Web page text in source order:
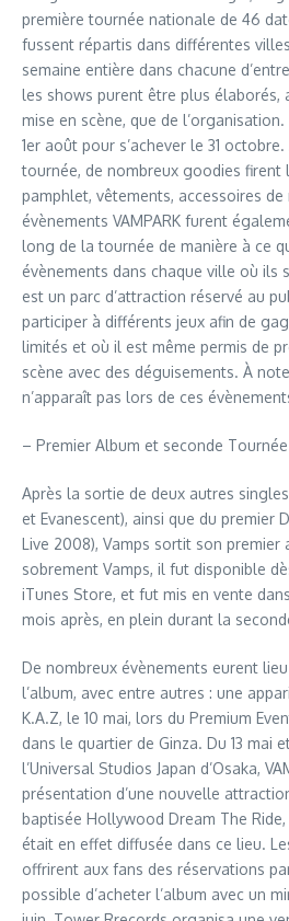
première tournée nationale de 46
fussent répartis dans différentes
semaine entière dans chacune
les shows purent être plus élaborés,
mise en scène, que de
1er août pour s’achever le 31
tournée, de nombreux goodies firent
pamphlet, vêtements, accessoires
évènements VAMPARK furent
long de la tournée de manière à ce
évènements dans chaque ville où ils
est un parc d’attraction réservé au
participer à différents jeux afin de
limités et où il est même permis de
scène avec des déguisements. À
n’apparaît pas lors de ces
– Premier Album et seconde
Après la sortie de deux autres
et Evanescent), ainsi que du premier
Live 2008), Vamps sortit son premier
sobrement Vamps, il fut disponible
iTunes Store, et fut mis en vente
mois après, en plein durant la
De nombreux évènements eurent
l’album, avec entre autres : une
K.A.Z, le 10 mai, lors du Premium
dans le quartier de Ginza. Du 13 mai
l’Universal Studios Japan d’Osaka,
présentation d’une nouvelle
baptisée Hollywood Dream The
était en effet diffusée dans ce lieu.
offrirent aux fans des réservations
possible d’acheter l’album avec un